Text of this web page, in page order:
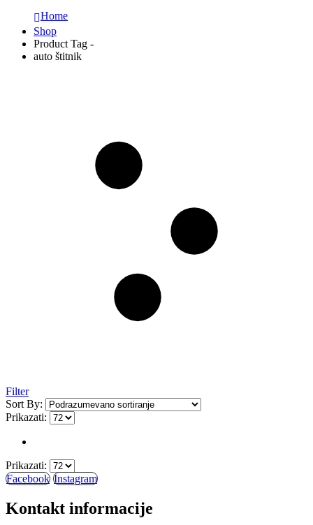
Home
Shop
Product Tag -
auto štitnik
Filter
Sort By:
Prikazati:
Prikazati:
Facebook Instagram
Kontakt informacije